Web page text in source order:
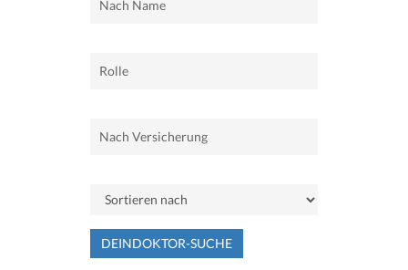
DEINDOKTOR-SUCHE